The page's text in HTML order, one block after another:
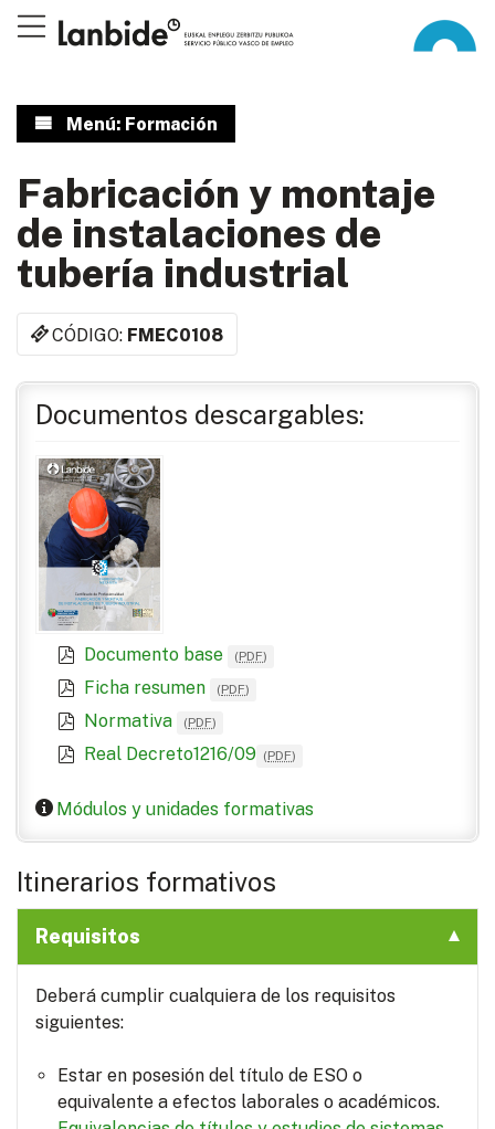
Menú: Formación
Fabricación y montaje
de instalaciones de
tubería industrial
CÓDIGO: FMEC0108
Documentos descargables:
Documento base (PDF)
Ficha resumen (PDF)
Normativa (PDF)
Real Decreto1216/09 (PDF)
Módulos y unidades formativas
Itinerarios formativos
Requisitos
Deberá cumplir cualquiera de los requisitos
siguientes:
Estar en posesión del título de ESO o
equivalente a efectos laborales o académicos.